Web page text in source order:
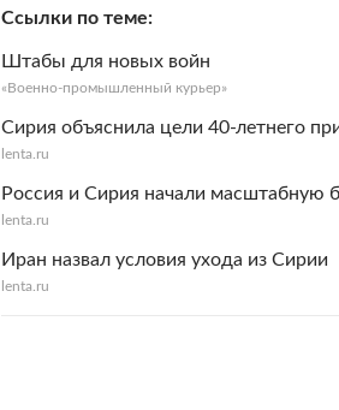
Ссылки по теме
Штабы для новых войн
«Военно-промышленный курьер»
Сирия объяснила цели 40-летнего
lenta.ru
Россия и Сирия начали масштабную
lenta.ru
Иран назвал условия ухода из Сирии
lenta.ru